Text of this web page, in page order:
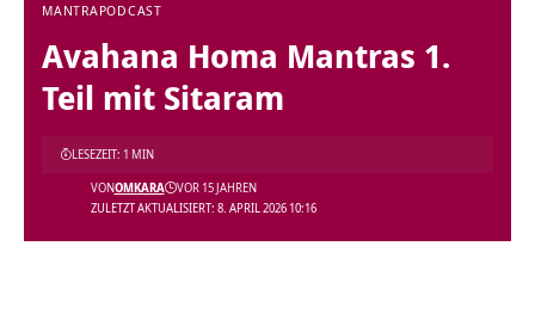
MANTRAPODCAST
Avahana Homa Mantras 1.
Teil mit Sitaram
ZULETZT AKTUALISIERT: 8. APRIL 2026 10:16
VONOMKARA VOR 15 JAHREN
LESEZEIT: 1 MIN